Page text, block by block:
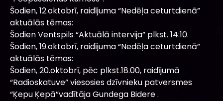
Šodien, 12.oktobrī, raidījuma “Nedēļa ceturtdienā”
aktuālās tēmas:
Šodien Ventspils “Aktuālā intervija” plkst. 14:10.
Šodien, 19.oktobrī, raidījuma “Nedēļa ceturtdienā”
aktuālās tēmas:
Šodien, 20.oktobrī, pēc plkst.18.00, raidījumā
“Radioskatuve” viesosies dzīvnieku patversmes
“Ķepu Ķepā”vadītāja Gundega Bidere .